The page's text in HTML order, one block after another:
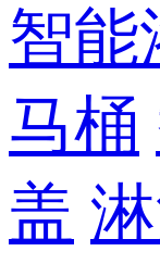
智能
马桶
盖